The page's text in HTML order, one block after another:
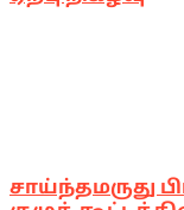
சாய்ந்தமருது